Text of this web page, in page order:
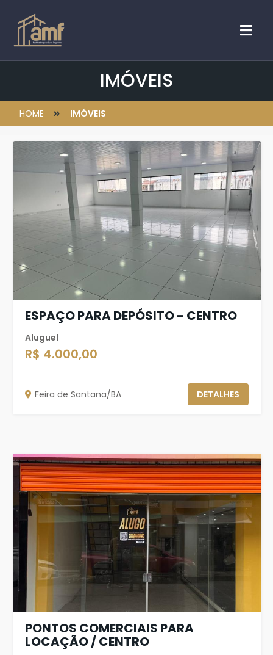
IMÓVEIS
HOME IMÓVEIS
ESPAÇO PARA DEPÓSITO - CENTRO
Aluguel
R$ 4.000,00
Feira de Santana/BA DETALHES
PONTOS COMERCIAIS PARA
LOCAÇÃO / CENTRO